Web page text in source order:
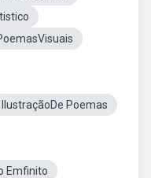
IlustraçãoDe Poemas
Emfinito